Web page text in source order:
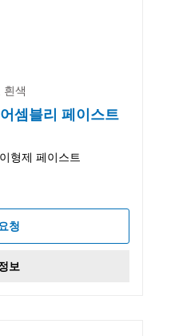
흰색
셈블리 페이스트
형제 페이스트
청
보